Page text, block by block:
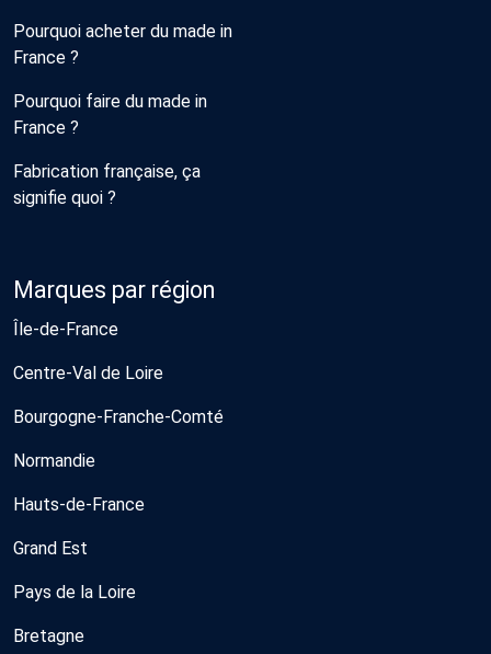
Pourquoi acheter du made in
France ?
Pourquoi faire du made in
France ?
Fabrication française, ça
signifie quoi ?
Marques par région
Île-de-France
Centre-Val de Loire
Bourgogne-Franche-Comté
Normandie
Hauts-de-France
Grand Est
Pays de la Loire
Bretagne